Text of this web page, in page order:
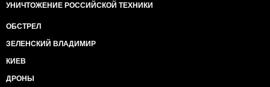
УНИЧТОЖЕНИЕ РОССИЙСКОЙ ТЕХНИКИ
ОБСТРЕЛ
ЗЕЛЕНСКИЙ ВЛАДИМИР
КИЕВ
ДРОНЫ